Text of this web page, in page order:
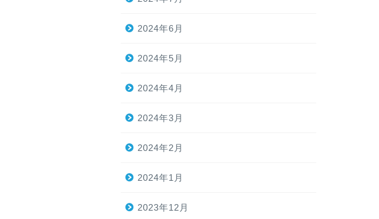
2024年6月
2024年5月
2024年4月
2024年3月
2024年2月
2024年1月
2023年12月